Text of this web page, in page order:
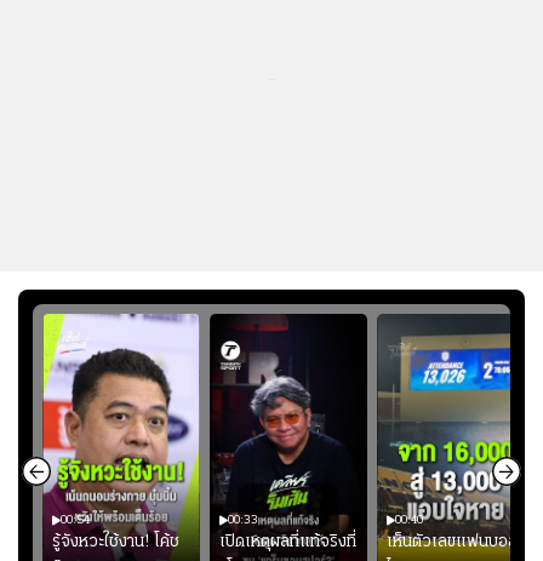
00:54
รู้จังหวะใช้งาน! โค้ช
00:33
เปิดเหตุผลที่แท้จริงที่
00:40
เห็นตัวเลขแฟนบอล